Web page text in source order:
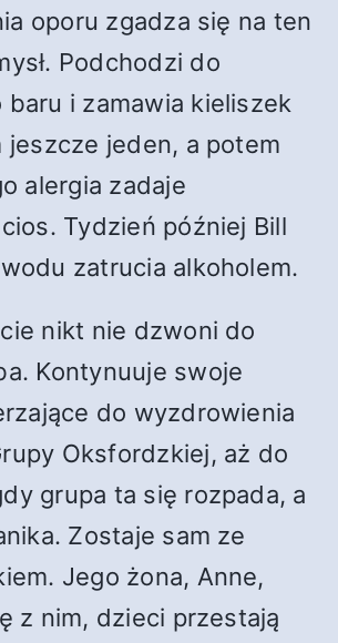
oporu zgadza się na ten
Podchodzi do
i zamawia kieliszek
jeszcze jeden, a potem
alergia zadaje
Tydzień później Bill
zatrucia alkoholem.
nikt nie dzwoni do
Kontynuuje swoje
do wyzdrowienia
Oksfordzkiej, aż do
grupa ta się rozpada, a
Zostaje sam ze
Jego żona, Anne,
z nim, dzieci przestają